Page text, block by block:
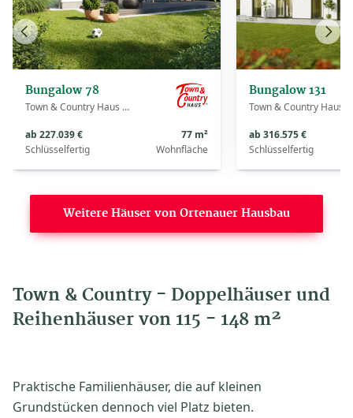
Bungalow 78
Town & Country Haus Deutschland
ab 227.039 €
Schlüsselfertig
77 m²
Wohnfläche
Bungalow 131
ab 316.575 €
Schlüsselfertig
Vorheriges
Haus
Haus
Weitere Häuser von Ortenauer Hausbau
Town & Country - Doppelhäuser und
Reihenhäuser von 115 - 148 m²
Praktische Familienhäuser, die auf kleinen
Grundstücken dennoch viel Platz bieten.